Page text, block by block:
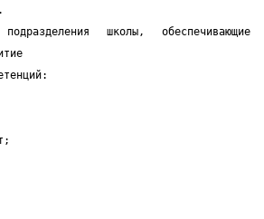
школы, обеспечивающие